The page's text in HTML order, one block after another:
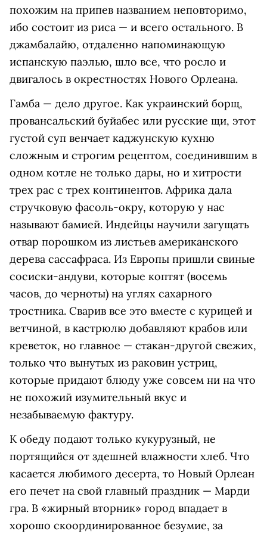
похожим на припев названием неповторимо,
ибо состоит из риса — и всего остального. В
джамбалайю, отдаленно напоминающую
испанскую паэлью, шло все, что росло и
двигалось в окрестностях Нового Орлеана.
Гамба — дело другое. Как украинский борщ,
провансальский буйабес или русские щи, этот
густой суп венчает каджунскую кухню
сложным и строгим рецептом, соединившим в
одном котле не только дары, но и хитрости
трех рас с трех континентов. Африка дала
стручковую фасоль-окру, которую у нас
называют бамией. Индейцы научили загущать
отвар порошком из листьев американского
дерева сассафраса. Из Европы пришли свиные
сосиски-андуви, которые коптят (восемь
часов, до черноты) на углях сахарного
тростника. Сварив все это вместе с курицей и
ветчиной, в кастрюлю добавляют крабов или
креветок, но главное — стакан-другой свежих,
только что вынутых из раковин устриц,
которые придают блюду уже совсем ни на что
не похожий изумительный вкус и
незабываемую фактуру.
К обеду подают только кукурузный, не
портящийся от здешней влажности хлеб. Что
касается любимого десерта, то Новый Орлеан
его печет на свой главный праздник — Марди
гра. В «жирный вторник» город впадает в
хорошо скоординированное безумие, за